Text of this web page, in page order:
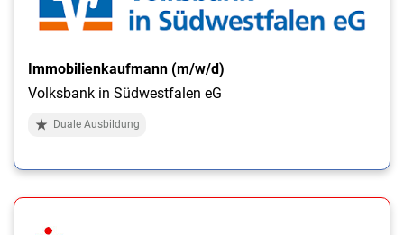
Immobilienkaufmann (m/w/d)
Volksbank in Südwestfalen eG
Duale Ausbildung